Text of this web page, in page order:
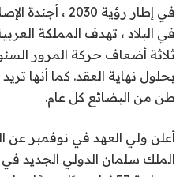
في إطار رؤية
في البلاد ، تهدف المملكة
طن من البضائع كل عام.
أعلن ولي العهد في نوفمبر عن
الملك سلمان الدولي الجديد